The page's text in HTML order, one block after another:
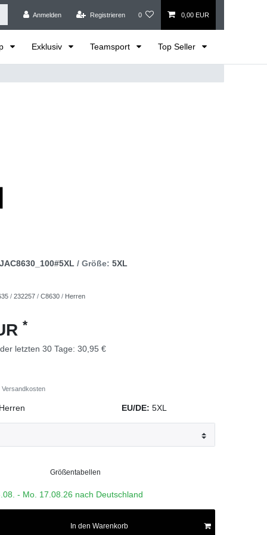
Anmelden Registrieren 0 0,00 EUR
Exklusiv Teamsport Top Seller
JAC8630_100#5XL / Größe: 5XL
/ 232257 / C8630 / Herren
*
letzten 30 Tage: 30,95 €
Versandkosten
EU/DE: 5XL
Größentabellen
- Mo. 17.08.26 nach Deutschland
In den Warenkorb